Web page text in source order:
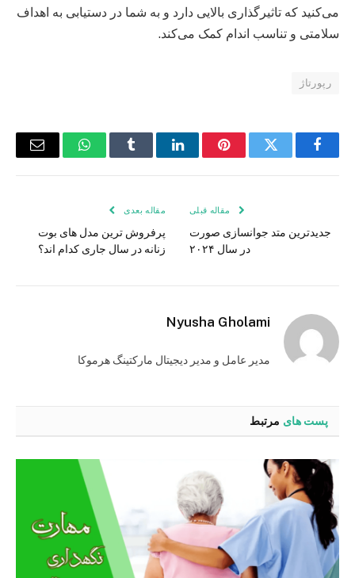
می‌کنید که تاثیرگذاری بالایی دارد و به شما در دستیابی به اهداف
سلامتی و تناسب اندام کمک می‌کند.
رپورتاژ
فیس
توییتر پینترستلینکدین Tumblr واتس
ایمیل
مقاله قبلی
جدیدترین متد جوانسازی صورت
در سال ۲۰۲۴
مقاله بعدی
پرفروش‌ ترین مدل‌ های بوت
زنانه در سال جاری کدام اند؟
Nyusha Gholami
مدیر عامل و مدیر دیجیتال مارکتینگ هرموکا
پست های مرتبط